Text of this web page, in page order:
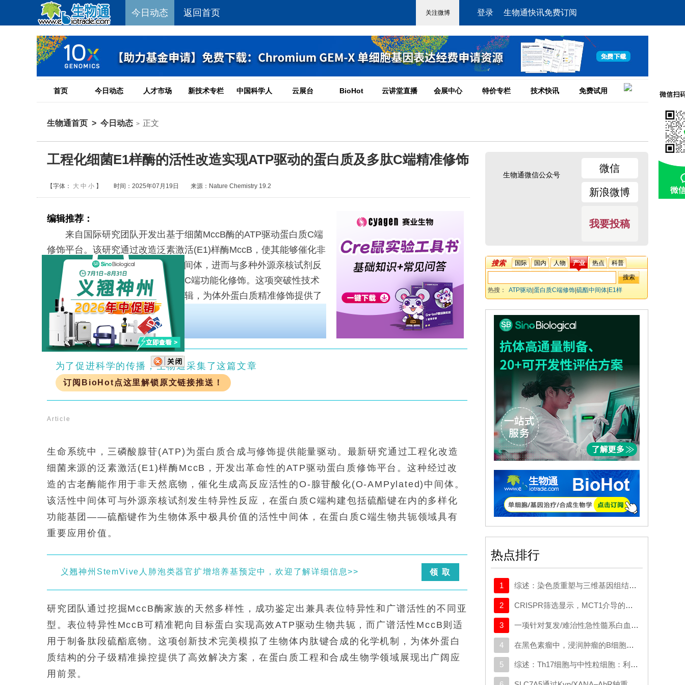
今日动态 返回首页 登录 生物通快讯免费订阅
首页 今日动态 人才市场 新技术专栏 中国科学人 云展台 BioHot 云讲堂直播 会展中心 特价专栏 技术快讯 免费试用
生物通首页 > 今日动态 > 正文
工程化细菌E1样酶的活性改造实现ATP驱动的蛋白质及多肽C端精准修饰
【字体： 大 中 小 】 时间：2025年07月19日 来源：Nature Chemistry 19.2
编辑推荐：
来自国际研究团队开发出基于细菌MccB酶的ATP驱动蛋白质C端
修饰平台。该研究通过改造泛素激活(E1)样酶MccB，使其能够催化非
天然底物形成O-AMPylated活性中间体，进而与多种外源亲核试剂反
应，实现包括硫酯键在内的多样化C端功能化修饰。这项突破性技术
模拟了生物体内肽键合成的化学逻辑，为体外蛋白质精准修饰提供了
高效新工具。
索取CAR-T 细胞免疫疗法最新资料
为了促进科学的传播，生物通采集了这篇文章
订阅BioHot点这里解锁原文链接推送！
Article
生命系统中，三磷酸腺苷(ATP)为蛋白质合成与修饰提供能量驱动。最新研究通过工程化改造
细菌来源的泛素激活(E1)样酶MccB，开发出革命性的ATP驱动蛋白质修饰平台。这种经过改
造的古老酶能作用于非天然底物，催化生成高反应活性的O-腺苷酸化(O-AMPylated)中间体。
该活性中间体可与外源亲核试剂发生特异性反应，在蛋白质C端构建包括硫酯键在内的多样化
功能基团——硫酯键作为生物体系中极具价值的活性中间体，在蛋白质C端生物共轭领域具有
重要应用价值。
义翘神州StemVive人肺泡类器官扩增培养基预定中，欢迎了解详细信息>> 领 取
研究团队通过挖掘MccB酶家族的天然多样性，成功鉴定出兼具表位特异性和广谱活性的不同亚
型。表位特异性MccB可精准靶向目标蛋白实现高效ATP驱动生物共轭，而广谱活性MccB则适
用于制备肽段硫酯底物。这项创新技术完美模拟了生物体内肽键合成的化学机制，为体外蛋白
质结构的分子级精准操控提供了高效解决方案，在蛋白质工程和合成生物学领域展现出广阔应
用前景。
生物通微信公众号
微信
新浪微博
我要投稿
搜索 国际 国内 人物 产业 热点 科普
热搜： ATP驱动 蛋白质C端修饰 硫酯中间体 E1样
热点排行
1 综述：染色质重塑与三维基因组结构在癌症中的作用：从机制研究到新的治疗策略
2 CRISPR筛选显示，MCT1介导的代谢逃逸机制可规避SMAD3的抑制作用，这一机制可作为治疗靶点
3 一项针对复发/难治性急性髓系白血病或原始浆细胞样树突状细胞肿瘤成人患者的CD123导向的嵌合抗原受体T细胞疗法1期试验
4 在黑色素瘤中，浸润肿瘤的B细胞会向富含干扰素的发育路径演变，这与免疫疗法的作用机制相契合
5 综述：Th17细胞与中性粒细胞：利用二者间的相互作用开发多发性硬化症疗法